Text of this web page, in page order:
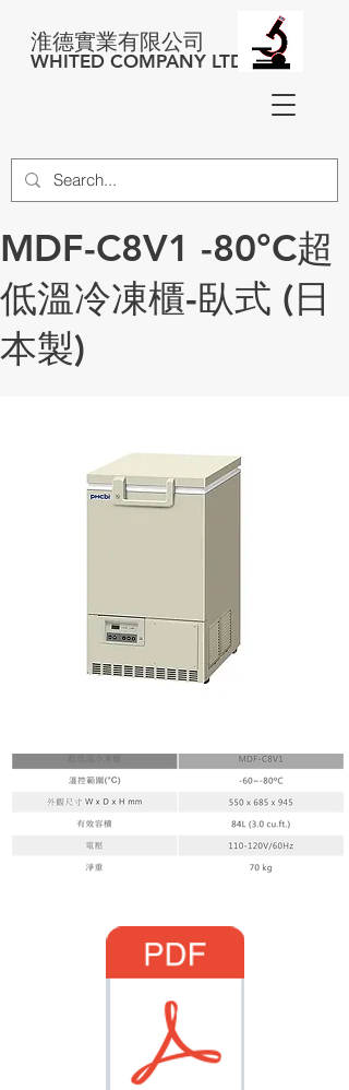
淮德實業有限公司
WHITED COMPANY LTD
MDF-C8V1 -80°C超
低溫冷凍櫃-臥式 (日
本製)